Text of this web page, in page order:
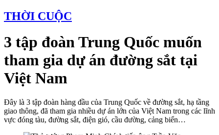
THỜI CUỘC
3 tập đoàn Trung Quốc muốn
tham gia dự án đường sắt tại
Việt Nam
Đây là 3 tập đoàn hàng đầu của Trung Quốc về đường sắt, hạ tầng
giao thông, đã tham gia nhiều dự án lớn của Việt Nam trong các lĩnh
vực đóng tàu, đường sắt, điện gió, cầu đường, cảng biển…